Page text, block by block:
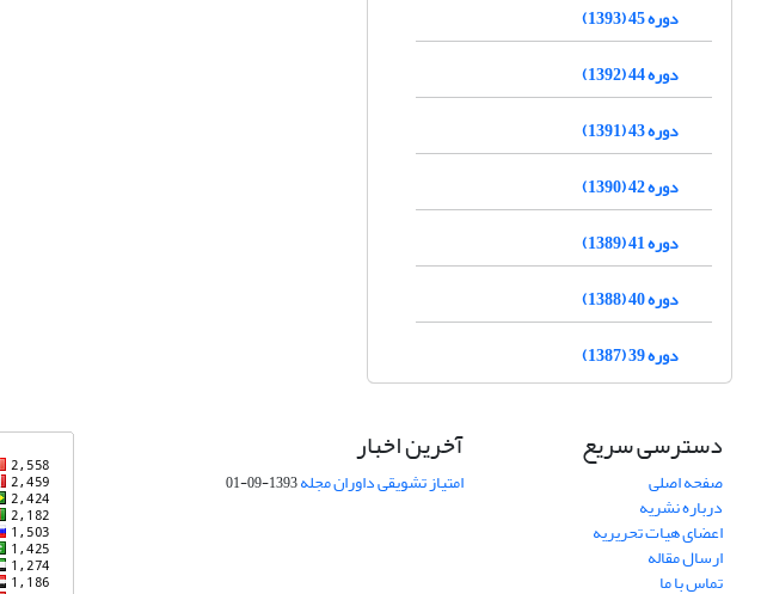
دوره 45 (1393)
دوره 44 (1392)
دوره 43 (1391)
دوره 42 (1390)
دوره 41 (1389)
دوره 40 (1388)
دوره 39 (1387)
دسترسی سریع
صفحه اصلی
درباره نشریه
اعضای هیات تحریریه
ارسال مقاله
تماس با ما
آخرین اخبار
امتیاز تشویقی داوران مجله1393-09-01